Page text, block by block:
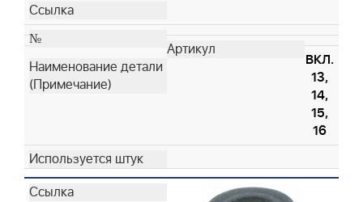
ВКЛ.
13,
14,
15,
16